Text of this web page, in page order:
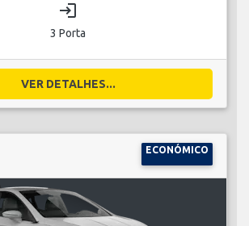
login
3 Porta
VER DETALHES...
ECONÓMICO